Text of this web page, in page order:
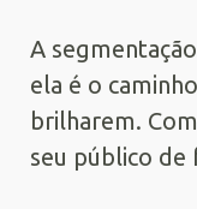
A
ela é o
brilharem.
seu público de